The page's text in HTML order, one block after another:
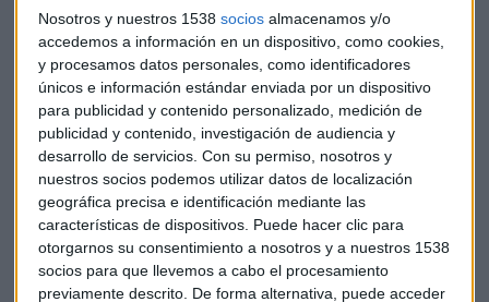
Nosotros y nuestros 1538 socios almacenamos y/o
accedemos a información en un dispositivo, como cookies,
y procesamos datos personales, como identificadores
únicos e información estándar enviada por un dispositivo
para publicidad y contenido personalizado, medición de
publicidad y contenido, investigación de audiencia y
desarrollo de servicios. Con su permiso, nosotros y
nuestros socios podemos utilizar datos de localización
geográfica precisa e identificación mediante las
características de dispositivos. Puede hacer clic para
otorgarnos su consentimiento a nosotros y a nuestros 1538
socios para que llevemos a cabo el procesamiento
previamente descrito. De forma alternativa, puede acceder
representación institucional del Grupo.
“El Consejo de Administración me ha dado hoy su confianza
para liderar un equipo profesional que admiro, respeto y
conozco muy bien porque llevo toda la vida ligada a la
empresa”, ha comentado Marta Álvarez. También ha
señalado que “los dos pilares fundamentales para tener
éxito en el comercio son el producto y las personas. Por ello
ofrecemos a nuestros clientes una experiencia de compra
excelente proponiéndoles los mejores productos, las
mejores marcas y un servicio profesional y cercano”. Y ha